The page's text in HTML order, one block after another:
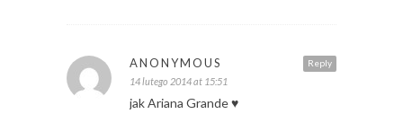
Reply
ANONYMOUS
14 lutego 2014 at 15:51
jak Ariana Grande ♥